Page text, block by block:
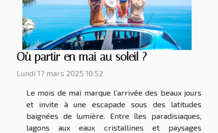
Où partir en mai au soleil ?
Lundi 17 mars 2025 10:52
Le mois de mai marque l’arrivée des beaux jours
et invite à une escapade sous des latitudes
baignées de lumière. Entre îles paradisiaques,
lagons aux eaux cristallines et paysages